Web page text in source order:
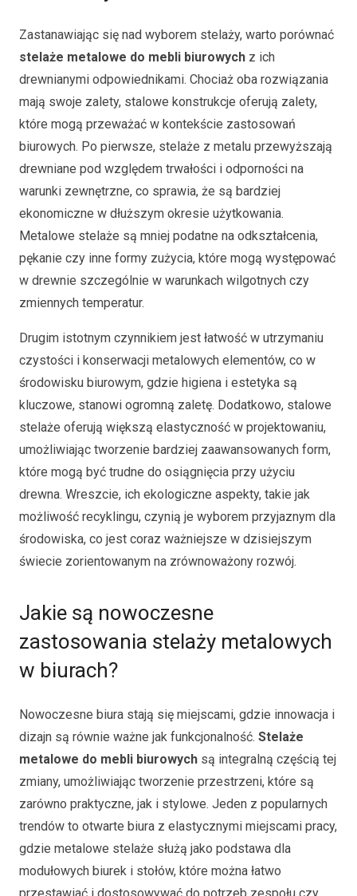
Zastanawiając się nad wyborem stelaży, warto porównać
stelaże metalowe do mebli biurowych z ich
drewnianymi odpowiednikami. Chociaż oba rozwiązania
mają swoje zalety, stalowe konstrukcje oferują zalety,
które mogą przeważać w kontekście zastosowań
biurowych. Po pierwsze, stelaże z metalu przewyższają
drewniane pod względem trwałości i odporności na
warunki zewnętrzne, co sprawia, że są bardziej
ekonomiczne w dłuższym okresie użytkowania.
Metalowe stelaże są mniej podatne na odkształcenia,
pękanie czy inne formy zużycia, które mogą występować
w drewnie szczególnie w warunkach wilgotnych czy
zmiennych temperatur.
Drugim istotnym czynnikiem jest łatwość w utrzymaniu
czystości i konserwacji metalowych elementów, co w
środowisku biurowym, gdzie higiena i estetyka są
kluczowe, stanowi ogromną zaletę. Dodatkowo, stalowe
stelaże oferują większą elastyczność w projektowaniu,
umożliwiając tworzenie bardziej zaawansowanych form,
które mogą być trudne do osiągnięcia przy użyciu
drewna. Wreszcie, ich ekologiczne aspekty, takie jak
możliwość recyklingu, czynią je wyborem przyjaznym dla
środowiska, co jest coraz ważniejsze w dzisiejszym
świecie zorientowanym na zrównoważony rozwój.
Jakie są nowoczesne
zastosowania stelaży metalowych
w biurach?
Nowoczesne biura stają się miejscami, gdzie innowacja i
dizajn są równie ważne jak funkcjonalność. Stelaże
metalowe do mebli biurowych są integralną częścią tej
zmiany, umożliwiając tworzenie przestrzeni, które są
zarówno praktyczne, jak i stylowe. Jeden z popularnych
trendów to otwarte biura z elastycznymi miejscami pracy,
gdzie metalowe stelaże służą jako podstawa dla
modułowych biurek i stołów, które można łatwo